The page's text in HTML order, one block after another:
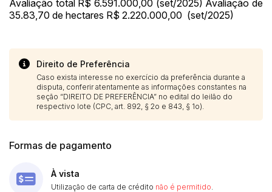
Avaliação total R$ 6.591.000,00 (set/2025) Avaliação de
35.83,70 de hectares R$ 2.220.000,00 (set/2025)
Direito de Preferência
Caso exista interesse no exercício da preferência durante a
disputa, conferir atentamente as informações constantes na
seção “DIREITO DE PREFERÊNCIA” no edital do leilão do
respectivo lote (CPC, art. 892, § 2o e 843, § 1o).
Formas de pagamento
À vista
Utilização de carta de crédito não é permitido